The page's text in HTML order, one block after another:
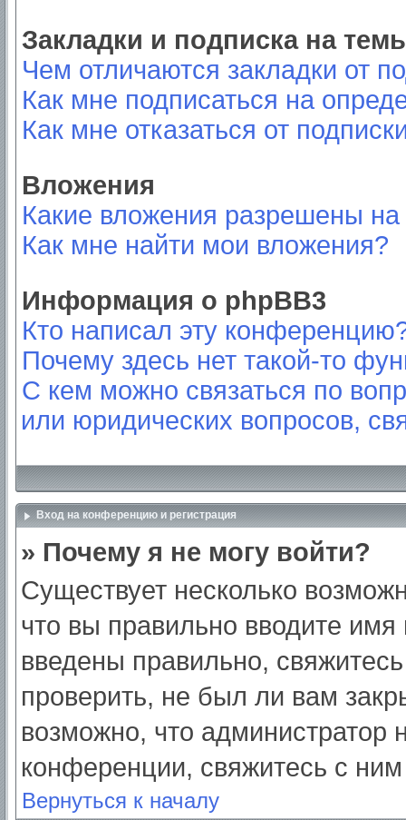
Закладки и подписка на
Чем отличаются закладки от
Как мне подписаться на
Как мне отказаться от
Вложения
Какие вложения разрешены
Как мне найти мои вложения?
Информация о phpBB3
Кто написал эту
Почему здесь нет такой-то
С кем можно связаться по
или юридических вопросов,
Вход на конференцию и регистрация
» Почему я не могу войти?
Существует несколько
что вы правильно вводите
введены правильно,
проверить, не был ли вам
возможно, что администратор
конференции, свяжитесь с
Вернуться к началу